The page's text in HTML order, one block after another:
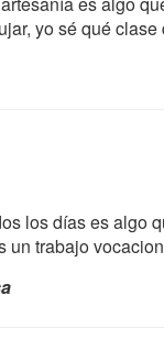
yo sé qué
los días es algo
un trabajo